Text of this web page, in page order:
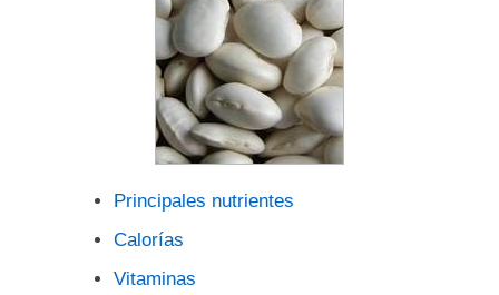
Principales nutrientes
Calorías
Vitaminas